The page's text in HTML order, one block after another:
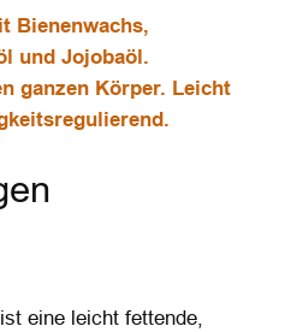
Bienenwachs,
und Jojobaöl.
ganzen Körper. Leicht
eine leicht fettende,